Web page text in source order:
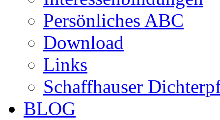
Persönliches ABC
Download
Links
Schaffhauser
BLOG